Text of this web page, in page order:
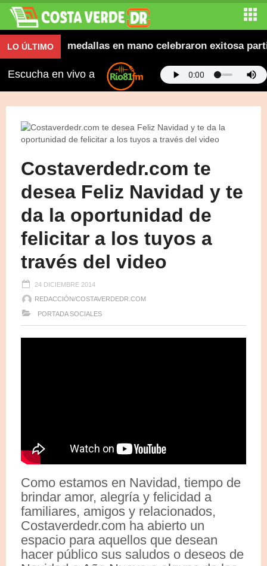
LO ÚLTIMO
y con medallas en mano celebraron exitosa
Escucha en vivo a
Costaverdedr.com te
desea Feliz Navidad y te
da la oportunidad de
felicitar a los tuyos a
través del video
24 DICIEMBRE 2014
REDACCIÓN/COSTAVERDEDR.COM
PORTADA SOCIALES
Como estamos en Navidad, tiempo de
brindar amor, alegría y felicidad a
familiares, amigos y relacionados,
Costaverdedr.com ha abierto un
espacio para aquellos que desean
hacer público sus saludos o deseos de